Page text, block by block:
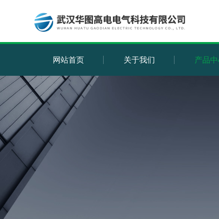
网站首页 关于我们 产品